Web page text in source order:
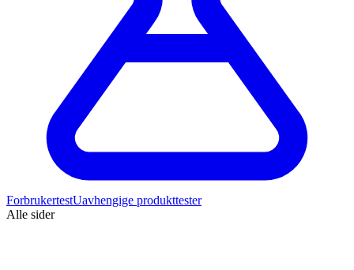
ForbrukertestUavhengige produkttester
Alle sider